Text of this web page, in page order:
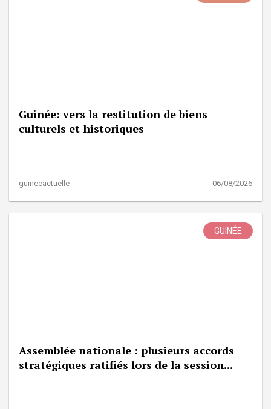
Guinée: vers la restitution de biens
culturels et historiques
guineeactuelle 06/08/2026
GUINÉE
Assemblée nationale : plusieurs accords
stratégiques ratifiés lors de la session...